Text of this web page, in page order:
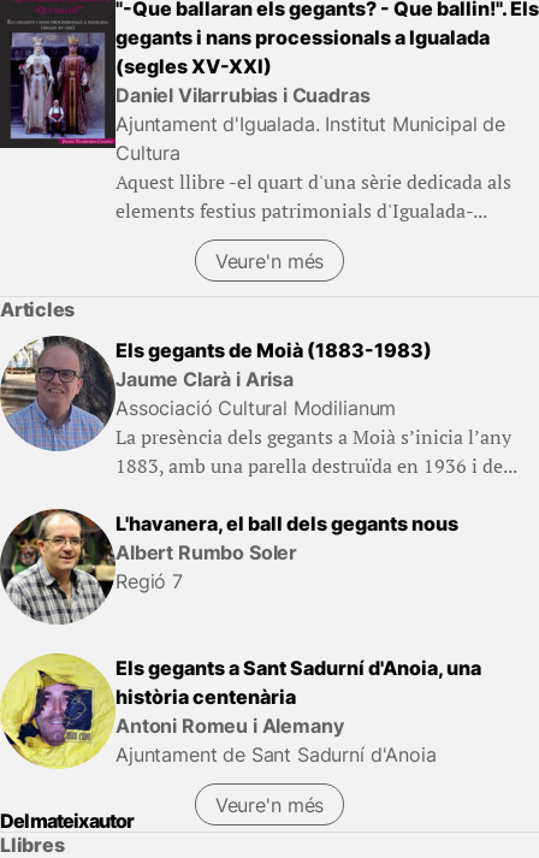
"-Que ballaran els gegants? - Que ballin!". Els
gegants i nans processionals a Igualada
(segles XV-XXI)
Daniel Vilarrubias i Cuadras
Ajuntament d'Igualada. Institut Municipal de
Cultura
Aquest llibre -el quart d'una sèrie dedicada als
elements festius patrimonials d'Igualada-...
Veure'n més
Articles
Els gegants de Moià (1883-1983)
Jaume Clarà i Arisa
Associació Cultural Modilianum
La presència dels gegants a Moià s’inicia l’any
1883, amb una parella destruïda en 1936 i de...
L'havanera, el ball dels gegants nous
Albert Rumbo Soler
Regió 7
Els gegants a Sant Sadurní d'Anoia, una
història centenària
Antoni Romeu i Alemany
Ajuntament de Sant Sadurní d'Anoia
Veure'n més
Del mateix autor
Llibres